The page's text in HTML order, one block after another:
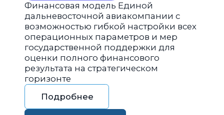
Финансовая модель Единой
дальневосточной авиакомпании с
возможностью гибкой настройки всех
операционных параметров и мер
государственной поддержки для
оценки полного финансового
результата на стратегическом
горизонте
Подробнее